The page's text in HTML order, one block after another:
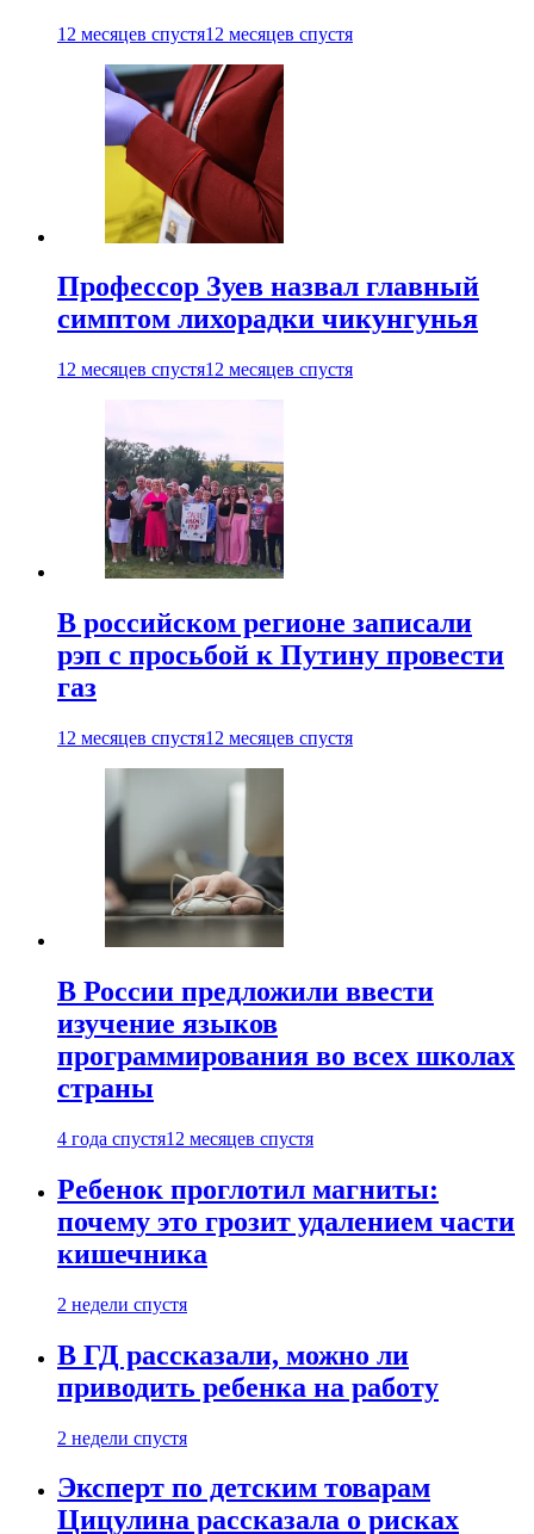
12 месяцев спустя12 месяцев спустя
Профессор Зуев назвал главный
симптом лихорадки чикунгунья
12 месяцев спустя12 месяцев спустя
В российском регионе записали
рэп с просьбой к Путину провести
газ
12 месяцев спустя12 месяцев спустя
В России предложили ввести
изучение языков
программирования во всех школах
страны
4 года спустя12 месяцев спустя
Ребенок проглотил магниты:
почему это грозит удалением части
кишечника
2 недели спустя
В ГД рассказали, можно ли
приводить ребенка на работу
2 недели спустя
Эксперт по детским товарам
Цицулина рассказала о рисках